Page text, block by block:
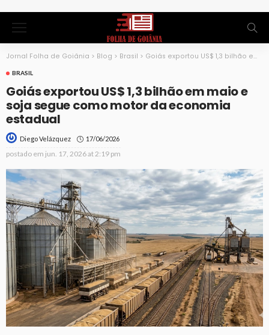
Jornal Folha de Goiânia > Blog > Brasil > Goiás exportou US$ 1,3 bilhão em maio e soja segue como motor da economia estadual
BRASIL
Goiás exportou US$ 1,3 bilhão em maio e
soja segue como motor da economia
estadual
Diego Velázquez 17/06/2026
postado em jun. 17, 2026 at 2:19 pm